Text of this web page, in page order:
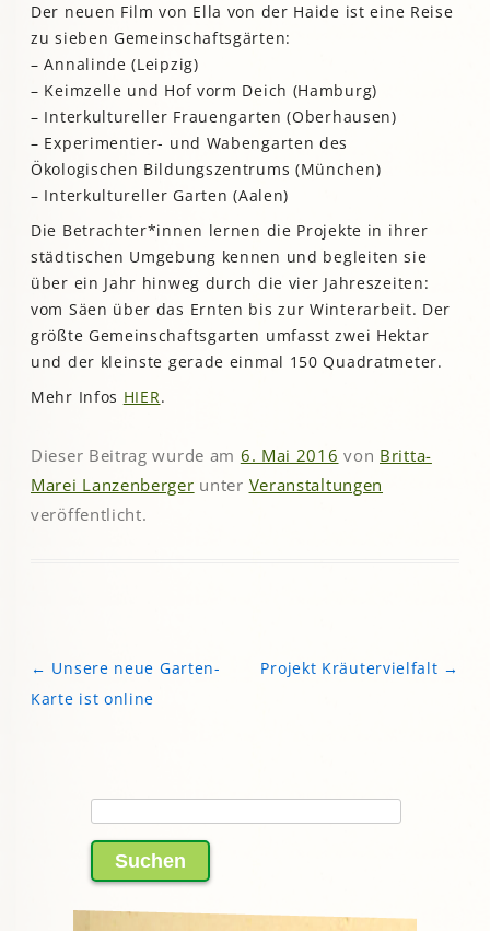
Der neuen Film von Ella von der Haide ist eine Reise
zu sieben Gemeinschaftsgärten:
– Annalinde (Leipzig)
– Keimzelle und Hof vorm Deich (Hamburg)
– Interkultureller Frauengarten (Oberhausen)
– Experimentier- und Wabengarten des
Ökologischen Bildungszentrums (München)
– Interkultureller Garten (Aalen)
Die Betrachter*innen lernen die Projekte in ihrer
städtischen Umgebung kennen und begleiten sie
über ein Jahr hinweg durch die vier Jahreszeiten:
vom Säen über das Ernten bis zur Winterarbeit. Der
größte Gemeinschaftsgarten umfasst zwei Hektar
und der kleinste gerade einmal 150 Quadratmeter.
Mehr Infos HIER.
Dieser Beitrag wurde am 6. Mai 2016 von Britta-
Marei Lanzenberger unter Veranstaltungen
veröffentlicht.
Beitragsnavigation
← Unsere neue Garten-
Karte ist online
Projekt Kräutervielfalt →
nach: